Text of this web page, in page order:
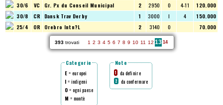
30/6
VC Gr. Px du Conseil Municipal 2 2950 O 4-11
120.000
30/8
CR Dansk Trav Derby 1 3000 I 4
150.000
25/4
OR Orebro Intn?L 2 3140 O 70.000
393trovati 1 2 3 4 5 6 7 8 9 10 11 12 13 14
Categorie
E = europei
I = indigeni
O = ogni paese
M = montè
Note
1 da definire
2 da confermare